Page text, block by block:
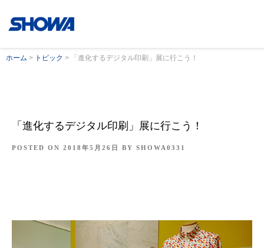
ホーム > トピック > 「進化するデジタル印刷」展に行こう！
「進化するデジタル印刷」展に行こう！
POSTED ON 2018年5月26日 BY SHOWA0331